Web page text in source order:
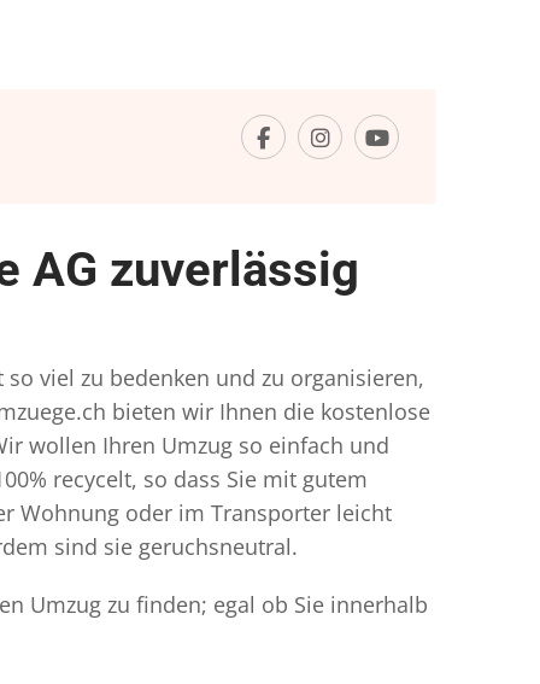
AG zuverlässig
viel zu bedenken und zu organisieren,
bieten wir Ihnen die kostenlose
wollen Ihren Umzug so einfach und
recycelt, so dass Sie mit gutem
Wohnung oder im Transporter leicht
sind sie geruchsneutral.
Umzug zu finden; egal ob Sie innerhalb